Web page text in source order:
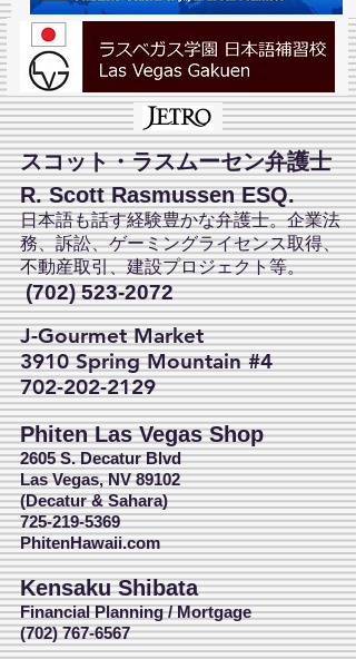
スコット・ラスムーセン弁護士
R. Scott Rasmussen ESQ.
日本語も話す経験豊かな弁護士。企業法
務、訴訟、ゲーミングライセンス取得、
不動産取引、建設プロジェクト等。
(702) 523-2072
J-Gourmet Market
3910 Spring Mountain #4
702-202-2129
Phiten Las Vegas Shop
2605 S. Decatur Blvd
Las Vegas, NV 89102
(Decatur & Sahara)
725-219-5369
PhitenHawaii.com
Kensaku Shibata
Financial Planning / Mortgage
(702) 767-6567